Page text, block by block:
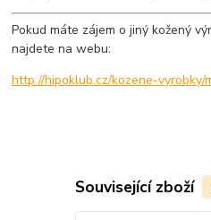
Pokud máte zájem o jiný kožený
najdete na webu:
http://hipoklub.cz/kozene-vyrobky/
Související zboží